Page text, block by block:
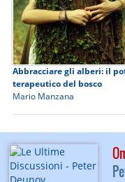
Abbracciare gli alberi: il
terapeutico del bosco
Mario Manzana